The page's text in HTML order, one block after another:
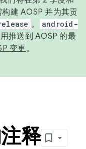
建 AOSP 并为其贡
。
android-
推送到 AOSP 的最
变更。
释